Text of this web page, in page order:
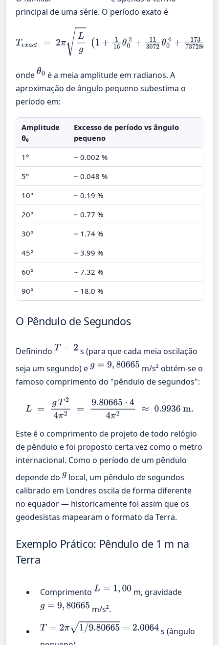
principal de uma série. O período exato é
+1 16
… )
ondeθ0 é a meia amplitude em radianos. A
aproximação de ângulo pequeno subestima o
período em:
Amplitude
θ₀
Excesso de período vs ângulo
pequeno
1°
~ 0.002 %
5°
~ 0.048 %
10°
~ 0.19 %
20°
~ 0.77 %
30°
~ 1.74 %
45°
~ 3.99 %
60°
~ 7.32 %
90°
~ 18.0 %
O Pêndulo de Segundos
Definindo T= 2
s (para que cada meia oscilação
seja um segundo) eg =9, 80665
m/s² obtém-se o
famoso comprimento do "pêndulo de segundos":
=gT24 9.80665⋅44 π2 0.9936m.
Este é o comprimento de projeto de todo relógio
de pêndulo e foi proposto certa vez como o metro
internacional. Como o período de um pêndulo
depende dog local, um pêndulo de segundos
calibrado em Londres oscila de forma diferente
no equador — historicamente foi assim que os
geodesistas mapearam o formato da Terra.
Exemplo Prático: Pêndulo de 1 m na
Terra
ComprimentoL= 1,00
m, gravidade
g =9, 80665
m/s².
T= 2π 1/9.80665=2.0064
s (ângulo